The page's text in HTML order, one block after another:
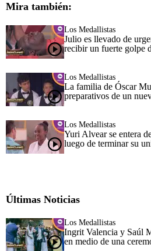
Mira también:
Los Medallistas
Julio es llevado de
recibir un fuerte golpe
Los Medallistas
La familia de Óscar
preparativos de un
Los Medallistas
Yuri Alvear se entera
luego de terminar su
Últimas Noticias
Los Medallistas
Ingrit Valencia y Saúl
en medio de una